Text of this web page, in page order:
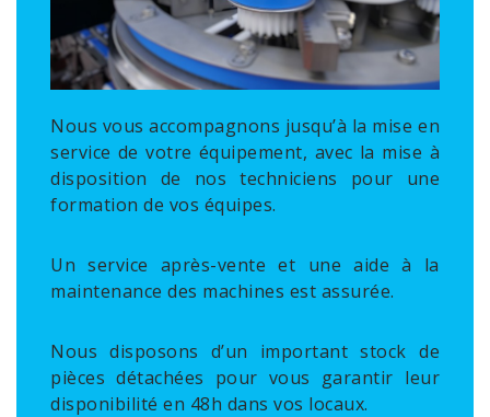
Nous vous accompagnons jusqu’à la mise en
service de votre équipement, avec la mise à
disposition de nos techniciens pour une
formation de vos équipes.
Un service après-vente et une aide à la
maintenance des machines est assurée.
Nous disposons d’un important stock de
pièces détachées pour vous garantir leur
disponibilité en 48h dans vos locaux.